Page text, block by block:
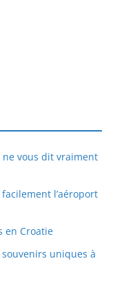
vous dit vraiment
l’aéroport
en Croatie
uniques à